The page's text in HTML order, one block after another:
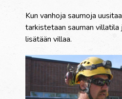
Kun vanhoja saumoja
tarkistetaan sauman
lisätään villaa.